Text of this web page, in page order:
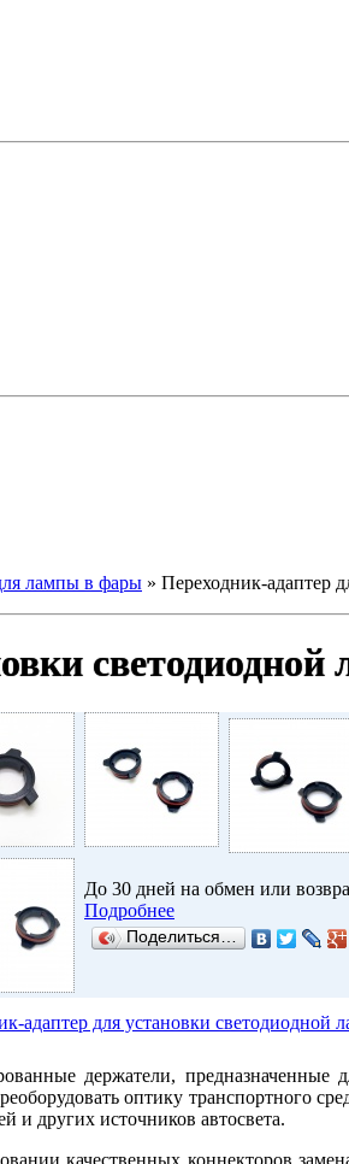
лампы в фары » Переходник-адаптер
До 30 дней на обмен или
Подробнее
Поделиться…
адаптер для установки
держатели, предназначенные
оптику транспортного
и других источников автосвета.
качественных коннекторов